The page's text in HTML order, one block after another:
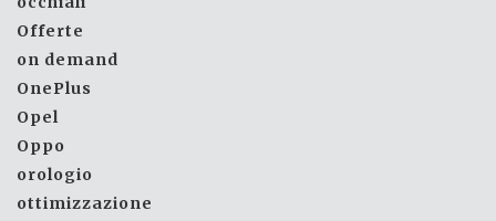
Offerte
on demand
OnePlus
Opel
Oppo
orologio
ottimizzazione